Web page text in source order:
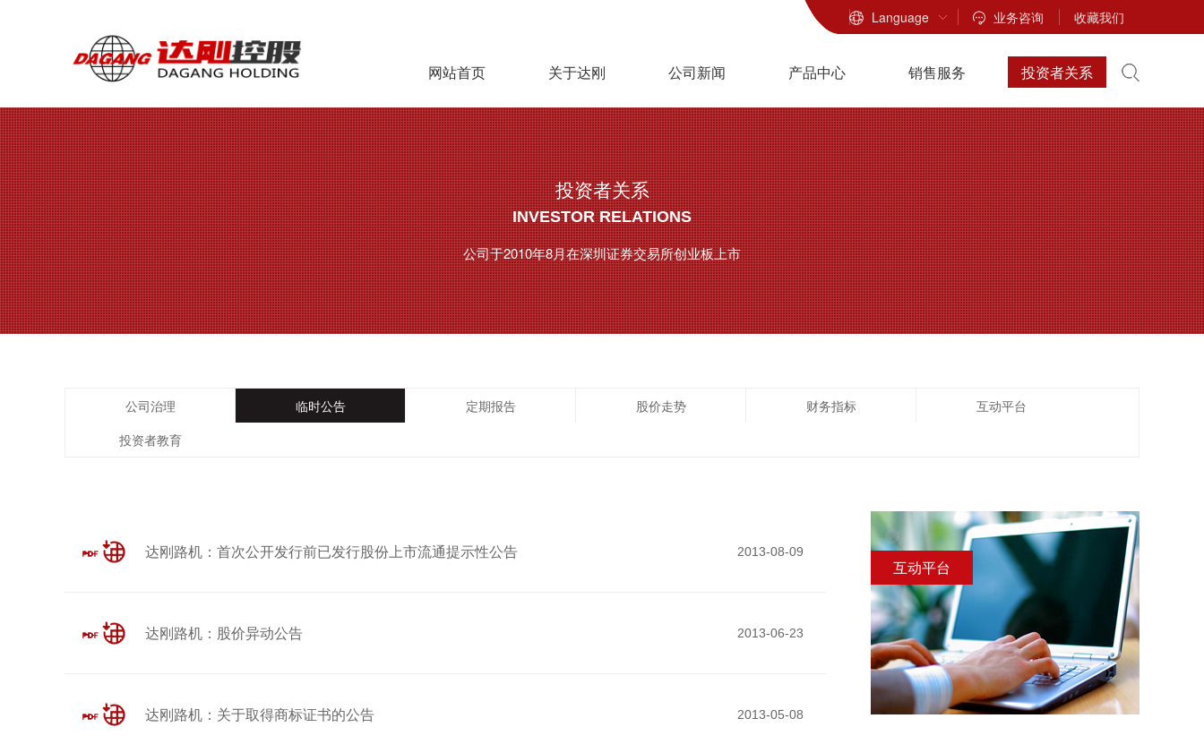
Language 业务咨询 收藏我们
网站首页 关于达刚 公司新闻 产品中心 销售服务 投资者关系
投资者关系
INVESTOR RELATIONS
公司于2010年8月在深圳证券交易所创业板上市
公司治理 临时公告 定期报告 股价走势 财务指标
互动平台
投资者教育
互动平台
2013-08-09
达刚路机：首次公开发行前已发行股份上市流通提示性公告
2013-06-23
达刚路机：股价异动公告
2013-05-08
达刚路机：关于取得商标证书的公告